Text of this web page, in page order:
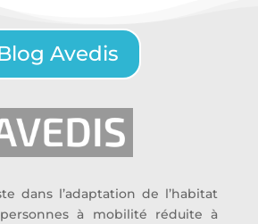
Avedis
dans l’adaptation de l’habitat
à mobilité réduite à